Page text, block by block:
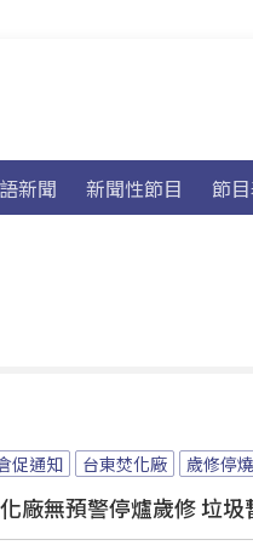
新聞 新聞性節目 節
促通知 台東焚化廠 歲修停燒
廠無預警停爐歲修 垃圾